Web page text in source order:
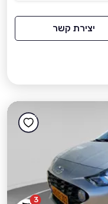
יצירת קשר
3